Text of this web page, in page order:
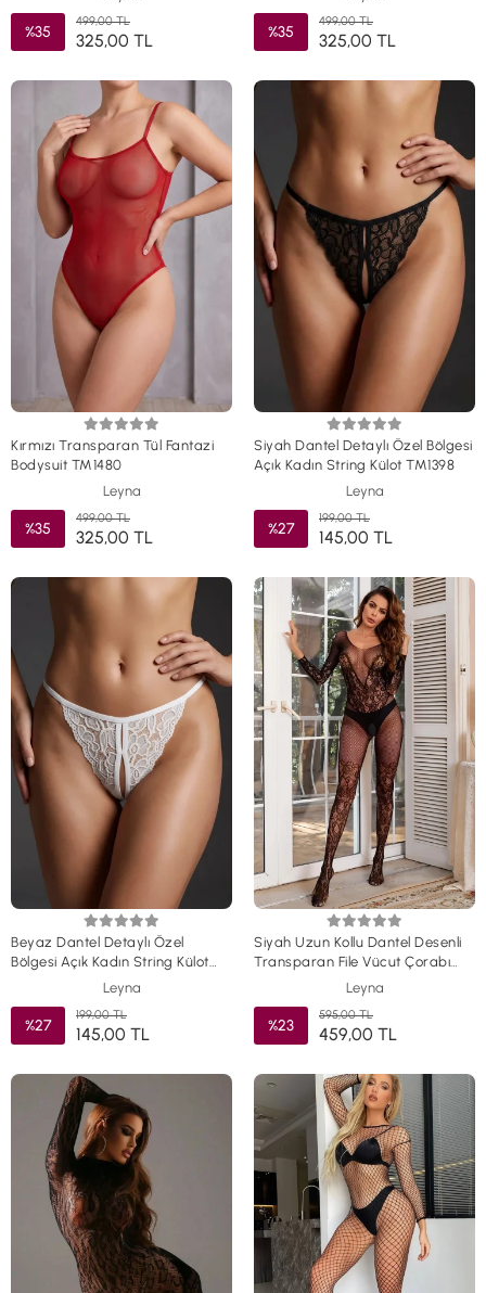
%35
499,00 TL
325,00 TL %35
499,00 TL
325,00 TL
Kırmızı Transparan Tül Fantazi
Bodysuit TM1480
Leyna
%35
499,00 TL
325,00 TL
Siyah Dantel Detaylı Özel Bölgesi
Açık Kadın String Külot TM1398
Leyna
%27
199,00 TL
145,00 TL
Beyaz Dantel Detaylı Özel
Bölgesi Açık Kadın String Külot
Leyna
%27
199,00 TL
145,00 TL
Siyah Uzun Kollu Dantel Desenli
Transparan File Vücut Çorabı
Leyna
%23
595,00 TL
459,00 TL